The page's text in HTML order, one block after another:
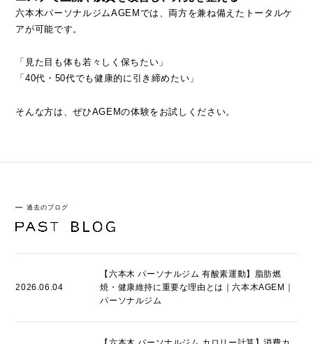
六本木パーソナルジムAGEMでは、両方を兼ね備えたトータルケ
アが可能です。
「見た目も体も若々しく保ちたい」
「40代・50代でも健康的に引き締めたい」
そんな方は、ぜひAGEMの体験をお試しください。
過去のブログ
2026.06.04
【六本木 パーソナルジム 有酸素運動】脂肪燃
焼・健康維持に重要な理由とは｜六本木AGEM｜
パーソナルジム